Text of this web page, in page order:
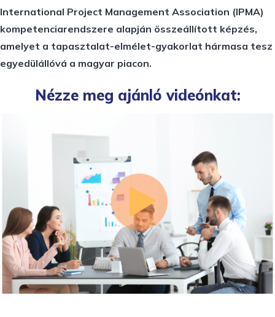
International Project Management Association (IPMA)
kompetenciarendszere alapján összeállított képzés,
amelyet a tapasztalat-elmélet-gyakorlat hármasa tesz
egyedülállóvá a magyar piacon.
Nézze meg ajánló videónkat: